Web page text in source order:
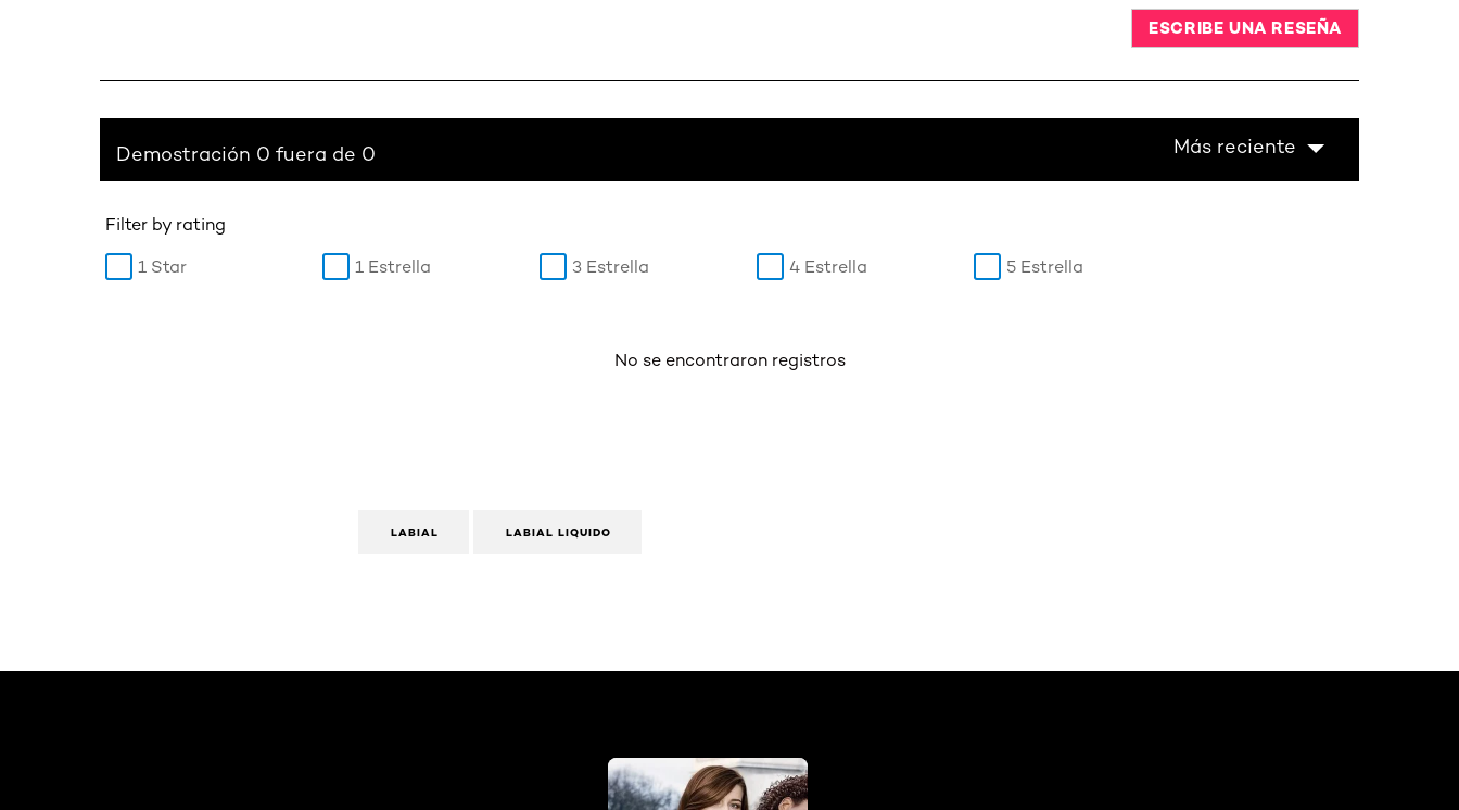
ESCRIBE UNA RESEÑA
Demostración 0 fuera de 0 Más reciente
Filter by rating
1 Star 1 Estrella 3 Estrella 4 Estrella 5 Estrella
No se encontraron registros
LABIAL LABIAL LIQUIDO